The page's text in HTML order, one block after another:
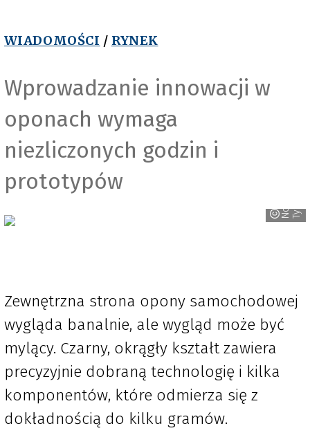
WIADOMOŚCI / RYNEK
Wprowadzanie innowacji w
oponach wymaga
niezliczonych godzin i
prototypów
N
o
k
ia
n
T
y
r
es
Zewnętrzna strona opony samochodowej
wygląda banalnie, ale wygląd może być
mylący. Czarny, okrągły kształt zawiera
precyzyjnie dobraną technologię i kilka
komponentów, które odmierza się z
dokładnością do kilku gramów.